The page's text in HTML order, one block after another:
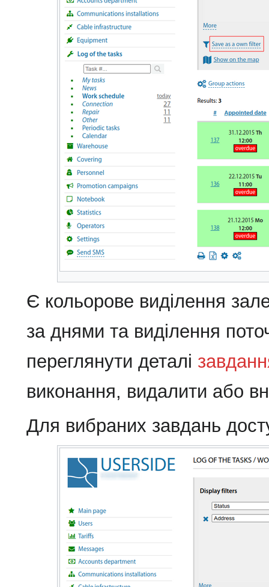
Є кольорове виділення
за днями та виділення
переглянути деталі
виконання, видалити або
Для вибраних завдань